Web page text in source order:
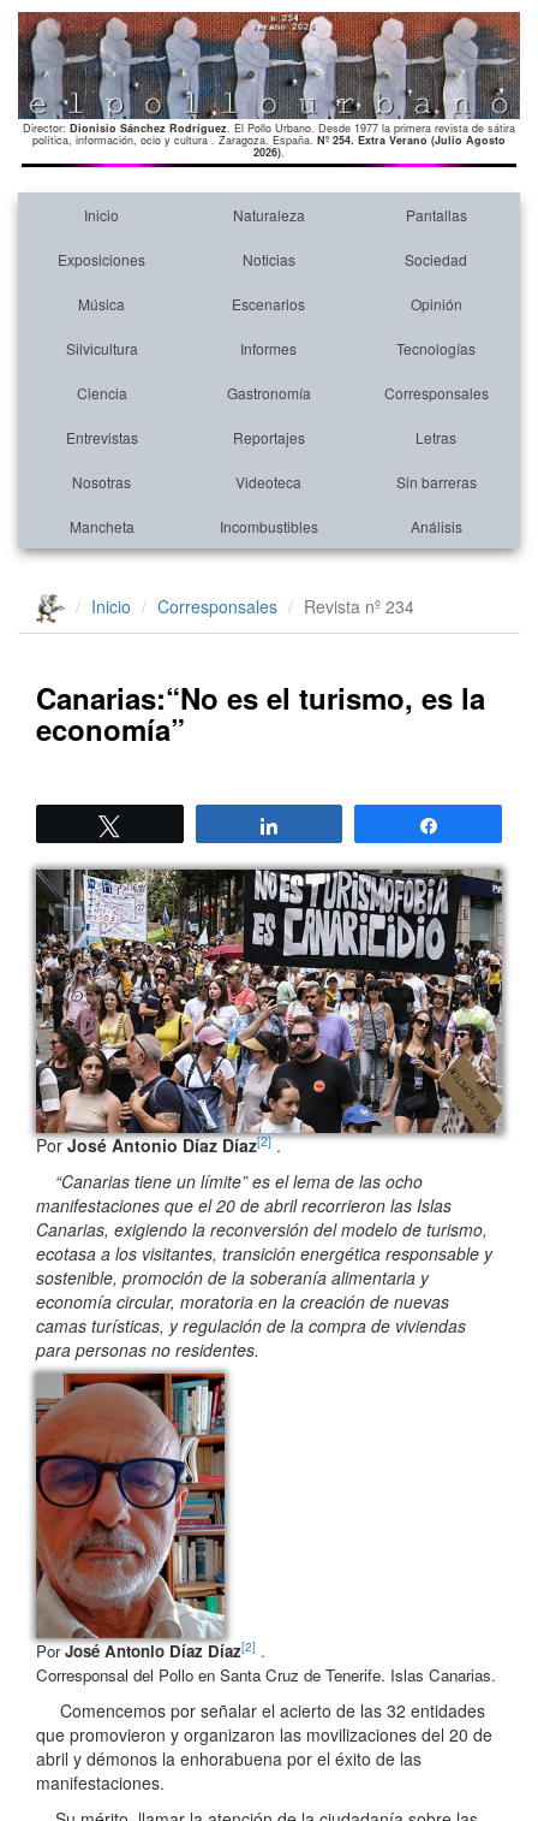
Director: Dionisio Sánchez Rodríguez. El Pollo Urbano. Desde 1977 la primera revista de sátira
política, información, ocio y cultura . Zaragoza. España. Nº 254. Extra Verano (Julio Agosto
2026).
Inicio Naturaleza Pantallas
Exposiciones Noticias Sociedad
Música Escenarios Opinión
Silvicultura Informes Tecnologías
Ciencia Gastronomía Corresponsales
Entrevistas Reportajes Letras
Nosotras Videoteca Sin barreras
Mancheta Incombustibles Análisis
Inicio Corresponsales Revista nº 234
Canarias:“No es el turismo, es la
economía”
PorJosé Antonio Díaz Díaz[2].
“Canarias tiene un límite” es el lema de las ocho
manifestaciones que el 20 de abril recorrieron las Islas
Canarias, exigiendo la reconversión del modelo de turismo,
ecotasa a los visitantes, transición energética responsable y
sostenible, promoción de la soberanía alimentaria y
economía circular, moratoria en la creación de nuevas
camas turísticas, y regulación de la compra de viviendas
para personas no residentes.
PorJosé Antonio Díaz Díaz[2] .
Corresponsal del Pollo en Santa Cruz de Tenerife. Islas Canarias.
Comencemos por señalar el acierto de las 32 entidades
que promovieron y organizaron las movilizaciones del 20 de
abril y démonos la enhorabuena por el éxito de las
manifestaciones.